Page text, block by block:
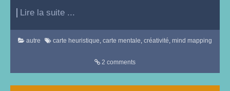
Lire la suite ...
autre carte heuristique, carte mentale, créativité, mind mapping
2 comments